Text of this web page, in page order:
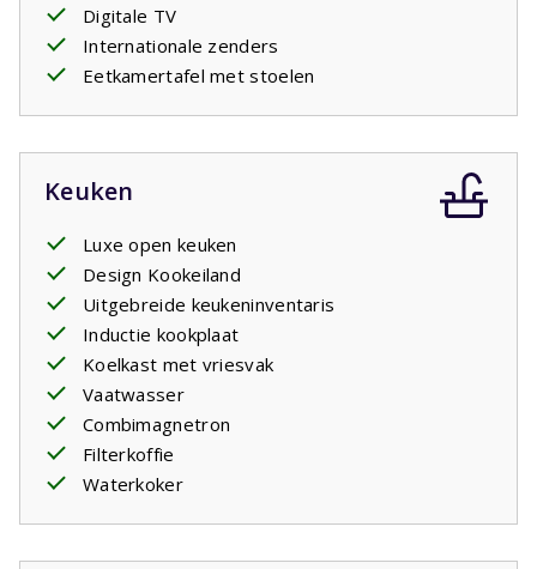
Digitale TV
Internationale zenders
Eetkamertafel met stoelen
Keuken
Luxe open keuken
Design Kookeiland
Uitgebreide keukeninventaris
Inductie kookplaat
Koelkast met vriesvak
Vaatwasser
Combimagnetron
Filterkoffie
Waterkoker